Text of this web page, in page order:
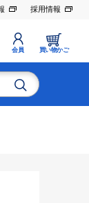
採用情報
会員 買い物かご